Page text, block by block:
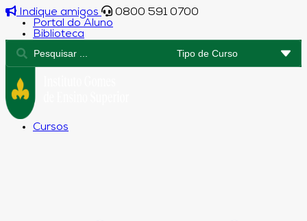
Indique amigos
0800 591 0700
Portal do Aluno
Biblioteca
Cursos